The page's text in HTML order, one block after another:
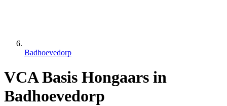
Badhoevedorp
VCA Basis Hongaars in
Badhoevedorp